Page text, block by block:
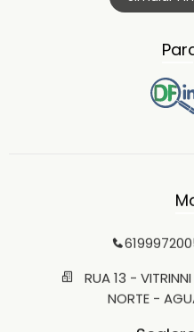
RUA 13 -
NORTE -